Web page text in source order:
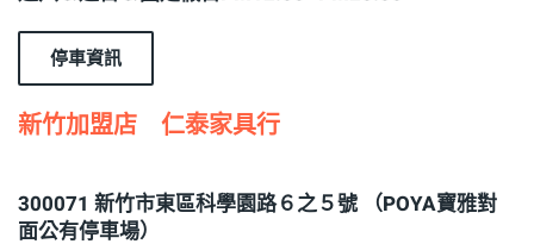
停車資訊
新竹加盟店 仁泰家具行
300071 新竹市東區科學園路６之５號 （POYA寶雅對
面公有停車場）